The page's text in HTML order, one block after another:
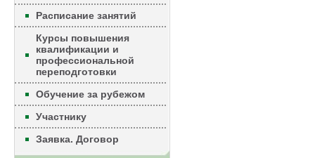
Расписание занятий
Курсы повышения
квалификации и
профессиональной
переподготовки
Обучение за рубежом
Участнику
Заявка. Договор